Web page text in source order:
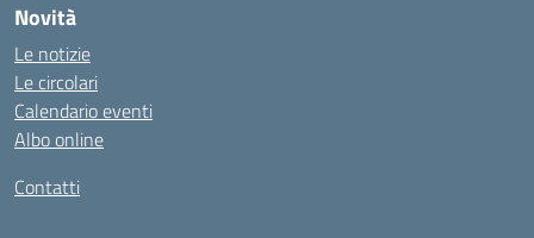
Novità
Le notizie
Le circolari
Calendario eventi
Albo online
Contatti